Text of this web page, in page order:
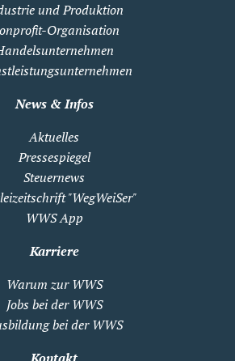
und Produktion
Organisation
News & Infos
Aktuelles
Pressespiegel
Steuernews
"WegWeiSer"
WWS App
Karriere
Warum zur WWS
Jobs bei der WWS
bei der WWS